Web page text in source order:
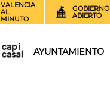
VALENCIA
AL
MINUTO
GOBIERNO
ABIERTO
AYUNTAMIENTO